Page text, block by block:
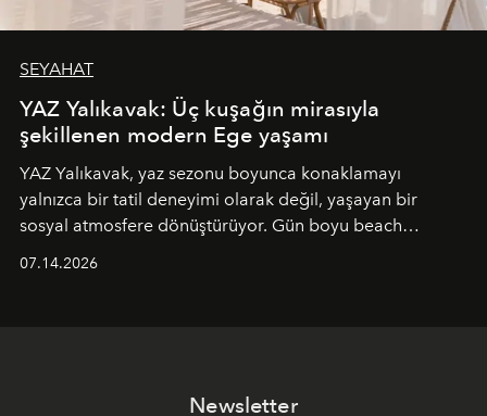
SEYAHAT
YAZ Yalıkavak: Üç kuşağın mirasıyla
şekillenen modern Ege yaşamı
YAZ Yalıkavak, yaz sezonu boyunca konaklamayı
yalnızca bir tatil deneyimi olarak değil, yaşayan bir
sosyal atmosfere dönüştürüyor. Gün boyu beach
geceye taşıyarak her hafta farklı bir deneyim sunuyor.
07.14.2026
Newsletter